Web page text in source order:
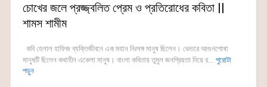
চোখের জলে প্রজ্জ্বলিত প্রেম ও প্রতিরোধের কবিতা ||
শামস শামীম
কবি হেলাল হাফিজ ব্যক্তিজীবনে এক মহান নিঃসঙ্গ মানুষ ছিলেন। ভেতরে আগুনপোষা
মানুষটি ছিলেন কথাহীন একেলা মানুষ। বাংলা কবিতায় তুমুল জনপ্রিয়তা নিয়ে র... পুরোটা
পড়ুন